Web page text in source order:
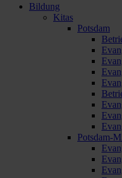
Bildung
Kitas
Potsdam
Potsdam-